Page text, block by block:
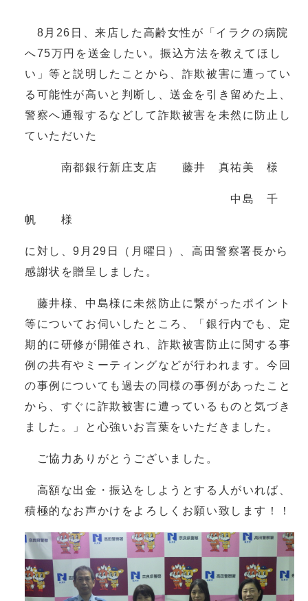
8月26日、来店した高齢女性が「イラクの病院
へ75万円を送金したい。振込方法を教えてほし
い」等と説明したことから、詐欺被害に遭ってい
る可能性が高いと判断し、送金を引き留めた上、
警察へ通報するなどして詐欺被害を未然に防止し
ていただいた
南都銀行新庄支店 藤井 真祐美 様
中島 千
帆 様
に対し、9月29日（月曜日）、高田警察署長から
感謝状を贈呈しました。
藤井様、中島様に未然防止に繋がったポイント
等についてお伺いしたところ、「銀行内でも、定
期的に研修が開催され、詐欺被害防止に関する事
例の共有やミーティングなどが行われます。今回
の事例についても過去の同様の事例があったこと
から、すぐに詐欺被害に遭っているものと気づき
ました。」と心強いお言葉をいただきました。
ご協力ありがとうございました。
高額な出金・振込をしようとする人がいれば、
積極的なお声かけをよろしくお願い致します！！